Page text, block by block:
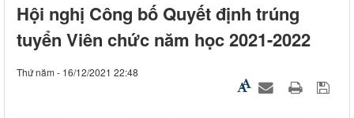
Hội nghị Công bố Quyết định trúng
tuyển Viên chức năm học 2021-2022
Thứ năm - 16/12/2021 22:48